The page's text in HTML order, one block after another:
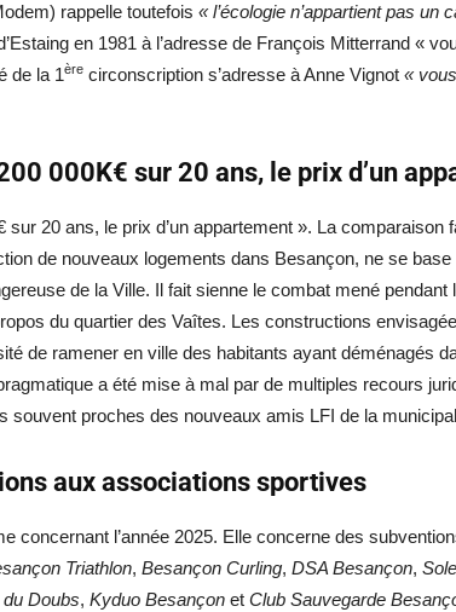
rappelle toutefois « l’écologie n’appartient pas un
en 1981 à l’adresse de François Mitterrand «
de la 1ère circonscription s’adresse à Anne Vignot «
000K€ sur 20 ans, le prix d’un
20 ans, le prix d’un appartement ». La comparaison
de nouveaux logements dans Besançon, ne se
de la Ville. Il fait sienne le combat mené pendant
du quartier des Vaîtes. Les constructions
de ramener en ville des habitants ayant déménagés
a été mise à mal par de multiples recours
souvent proches des nouveaux amis LFI de la
aux associations sportives
concernant l’année 2025. Elle concerne des
Triathlon, Besançon Curling, DSA Besançon,
Doubs, Kyduo Besançon et Club Sauvegarde